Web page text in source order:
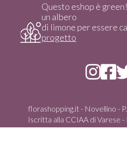
Questo eshop è
un albero
di limone per essere
progetto
florashopping.it - Novellino -
Iscritta alla CCIAA di Varese -
Copyright 2024 - Tutti i